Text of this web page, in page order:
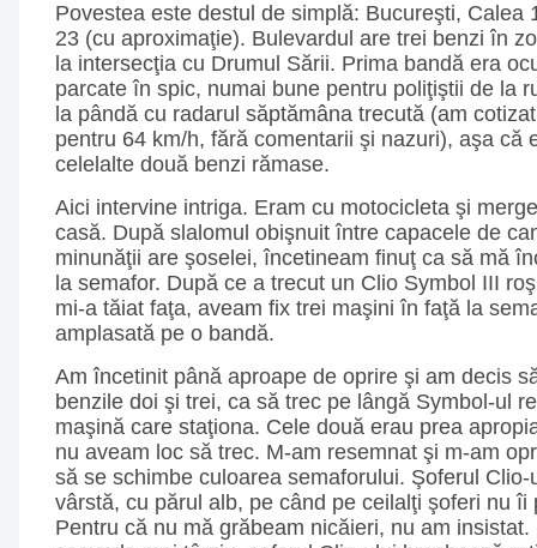
Povestea este destul de simplă: Bucureşti, Calea
23 (cu aproximaţie). Bulevardul are trei benzi în
la intersecţia cu Drumul Sării. Prima bandă era
parcate în spic, numai bune pentru poliţiştii de la
la pândă cu radarul săptămâna trecută (am
pentru 64 km/h, fără comentarii şi nazuri), aşa că
celelalte două benzi rămase.
Aici intervine intriga. Eram cu motocicleta şi
casă. După slalomul obişnuit între capacele de
minunăţii are şoselei, încetineam finuţ ca să mă
la semafor. După ce a trecut un Clio Symbol III
mi-a tăiat faţa, aveam fix trei maşini în faţă la
amplasată pe o bandă.
Am încetinit până aproape de oprire şi am decis
benzile doi şi trei, ca să trec pe lângă Symbol-ul
maşină care staţiona. Cele două erau prea
nu aveam loc să trec. M-am resemnat şi m-am
să se schimbe culoarea semaforului. Şoferul
vârstă, cu părul alb, pe când pe ceilalţi şoferi nu îi
Pentru că nu mă grăbeam nicăieri, nu am